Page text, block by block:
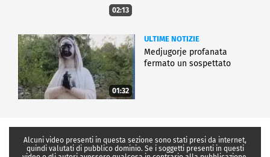
02:13
01:32
ULTIME NOTIZIE
Medjugorje profanata
fermato un sospettato
Alcuni video presenti in questa sezione sono stati presi da internet,
quindi valutati di pubblico dominio. Se i soggetti presenti in questi